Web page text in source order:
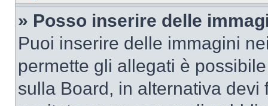
» Posso inserire delle
Puoi inserire delle immagini
permette gli allegati è
sulla Board, in alternativa devi